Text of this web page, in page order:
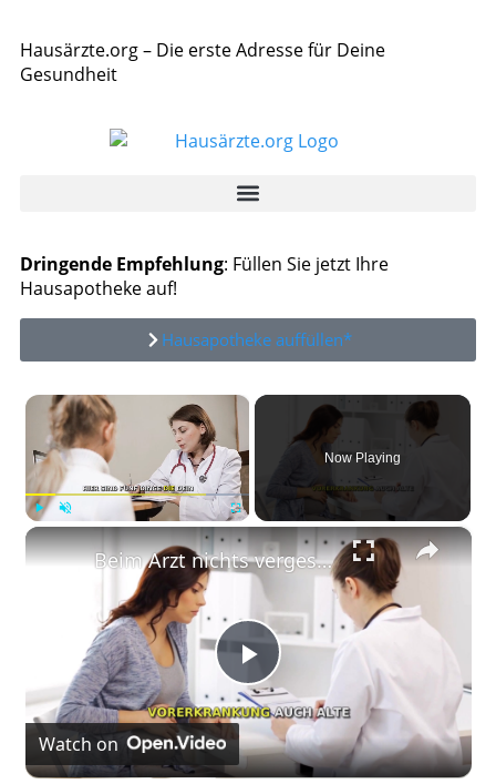
Hausärzte.org – Die erste Adresse für Deine
Gesundheit
Dringende Empfehlung: Füllen Sie jetzt Ihre
Hausapotheke auf!
Hausapotheke auffüllen*
×
Now Playing
×
Play
Video
Beim Arzt nichts vergessen - Diese 5 Infos sind entscheidend!
Watch on